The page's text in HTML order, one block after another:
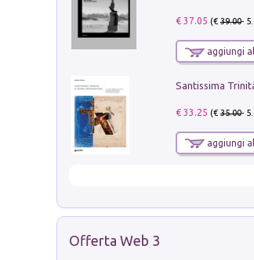
€ 37.05 (€39.00-
aggiungi
€ 33.25 (€35.00-
aggiungi
Offerta Web 3